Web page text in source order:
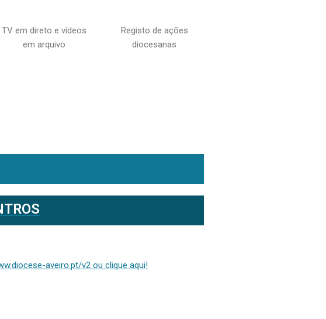
TV em direto e vídeos
em arquivo
Registo de ações
diocesanas
aveiro.pt/v2 ou clique aqui!